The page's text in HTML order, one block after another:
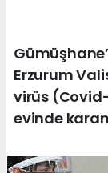
Erzurum
virüs
evinde